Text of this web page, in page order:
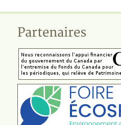
Partenaires